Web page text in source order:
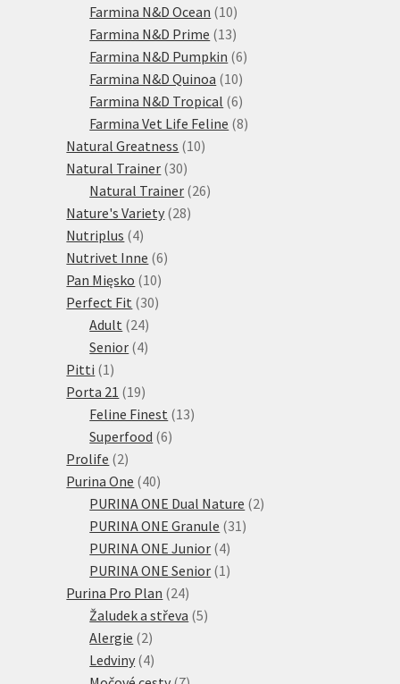
Farmina N&D Ocean 1010
produktů
Farmina N&D Prime 1313
produktů
Farmina N&D Pumpkin 66
Farmina N&D Quinoa 1010
produktů
Farmina N&D Tropical 66
produktů
Farmina Vet Life Feline 88
Natural Greatness 1010
Natural Trainer 3030
produktů
Natural Trainer 2626
Nature's Variety 2828
Nutriplus 44
produkty
Nutrivet Inne 66
Pan Mięsko 1010
produktů
Perfect Fit 3030
Adult 2424
produktů
Senior 44
Pitti 1 1
produkt
Porta 21 1919
produktů
Feline Finest 1313
Superfood 66
Prolife 22
produkty
Purina One 4040
produktů
PURINA ONE Dual Nature 22
PURINA ONE Granule 31 31
PURINA ONE Junior 44
produkty
PURINA ONE Senior 1 1
Purina Pro Plan 2424
produktů
Žaludek a střeva 55
Alergie 22
produkty
Ledviny 44